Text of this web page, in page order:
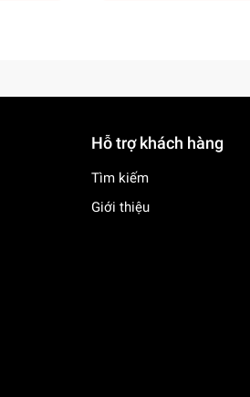
Hỗ trợ khách hàng
Tìm kiếm
Giới thiệu